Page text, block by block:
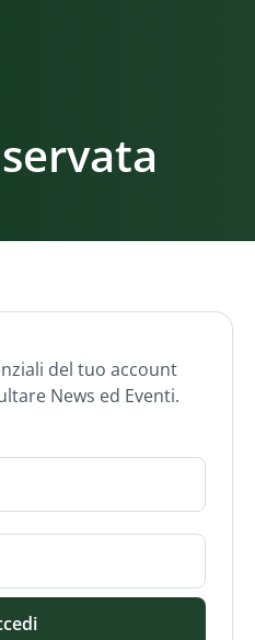
del tuo account
News ed Eventi.